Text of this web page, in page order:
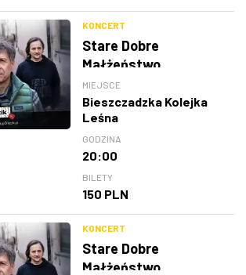
KONCERT
Stare Dobre
Małżeństwo
MIEJSCE
Bieszczadzka Kolejka
Leśna
GODZINA
20:00
BILETY
150 PLN
KONCERT
Stare Dobre
Małżeństwo